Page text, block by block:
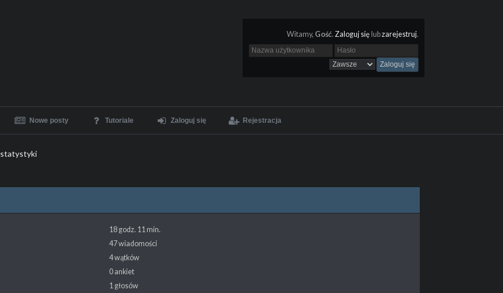
Witamy, Gość. Zaloguj się lubzarejestruj.
Nowe posty Tutoriale Zaloguj się Rejestracja
statystyki
18 godz. 11 min.
47 wiadomości
4 wątków
0 ankiet
1 głosów